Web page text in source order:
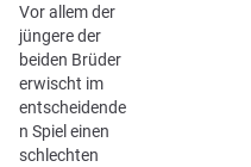
Vor allem der
jüngere der
beiden Brüder
erwischt im
entscheidende
n Spiel einen
schlechten